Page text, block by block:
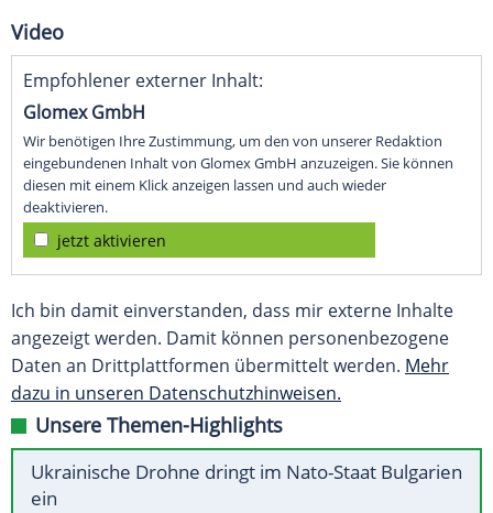
Video
Empfohlener externer Inhalt:
Glomex GmbH
Wir benötigen Ihre Zustimmung, um den von unserer Redaktion
eingebundenen Inhalt von Glomex GmbH anzuzeigen. Sie können
diesen mit einem Klick anzeigen lassen und auch wieder
deaktivieren.
jetzt aktivieren
Ich bin damit einverstanden, dass mir externe Inhalte
angezeigt werden. Damit können personenbezogene
Daten an Drittplattformen übermittelt werden. Mehr
dazu in unseren Datenschutzhinweisen.
Unsere Themen-Highlights
Ukrainische Drohne dringt im Nato-Staat Bulgarien
ein